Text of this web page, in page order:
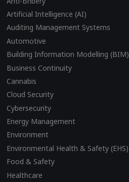
Artificial Intelligence (AI)
Auditing Management Systems
Automotive
Building Information Modelling (BIM)
Business Continuity
Cannabis
Cloud Security
Cybersecurity
Energy Management
Environment
Environmental Health & Safety (EHS)
Food & Safety
Healthcare